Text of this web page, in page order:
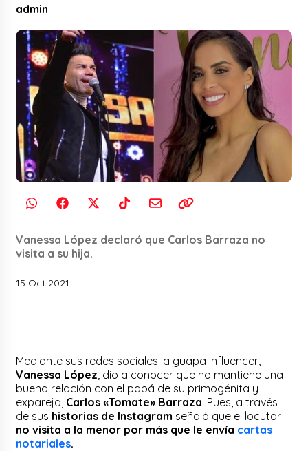
admin
Vanessa López declaró que Carlos Barraza no
visita a su hija.
15 Oct 2021
Mediante sus redes sociales la guapa influencer,
Vanessa López , dio a conocer que no mantiene una
buena relación con el papá de su primogénita y
expareja, Carlos «Tomate» Barraza. Pues, a través
de sus historias de Instagram señaló que el locutor
no visita a la menor por más que le envía cartas
notariales.